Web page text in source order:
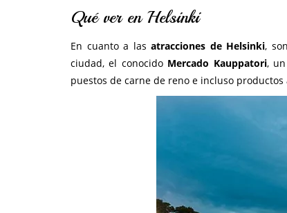
Qué ver en Helsinki
En cuanto a las atracciones de Helsinki,
ciudad, el conocido Mercado Kauppatori,
puestos de carne de reno e incluso productos